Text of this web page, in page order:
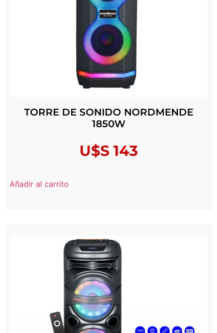
TORRE DE SONIDO NORDMENDE
1850W
U$S143
Añadir al carrito